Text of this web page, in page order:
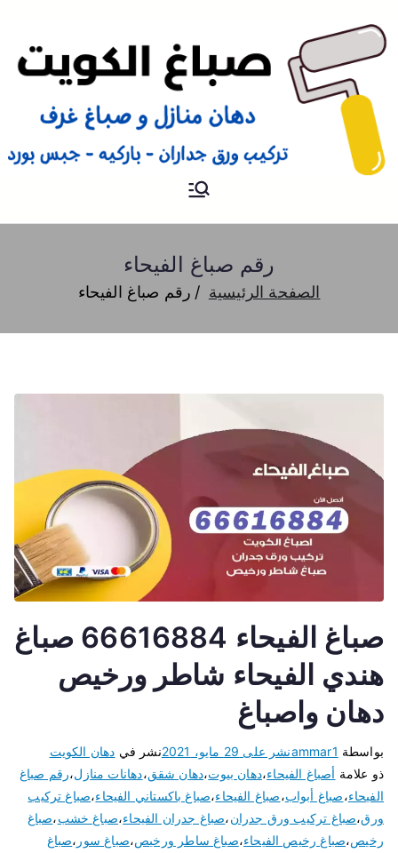
صباغ
رقم صباغ الفيحاء
الصفحة الرئيسية رقم صباغ الفيحاء
صباغ الفيحاء 66616884 صباغ
هندي الفيحاء شاطر ورخيص
دهان واصباغ
بواسطة ammar1نشر على 29 مايو، 2021 نشر في دهان الكويت
ذو علامة أصباغ الفيحاء،دهان بيوت،دهان شقق،دهانات منازل،رقم صباغ
الفيحاء،صباغ أبواب،صباغ الفيحاء،صباغ باكستاني الفيحاء،صباغ تركيب
ورق،صباغ تركيب ورق جدران،صباغ جدران الفيحاء،صباغ خشب،صباغ
رخيص،صباغ رخيص الفيحاء،صباغ ساطر ورخيص،صباغ سور ،صباغ